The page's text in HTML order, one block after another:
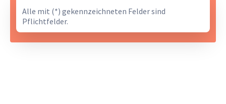
Alle mit (*) gekennzeichneten Felder sind
Pflichtfelder.